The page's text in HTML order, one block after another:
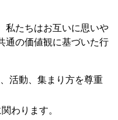
私たちはお互いに思いや
通の価値観に基づいた行
、活動、集まり方を尊重
わります。